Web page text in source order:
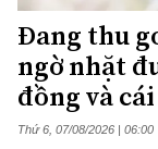
Đang thu
ngờ nhặt
đồng và
Thứ 6, 07/08/2026 | 06:00